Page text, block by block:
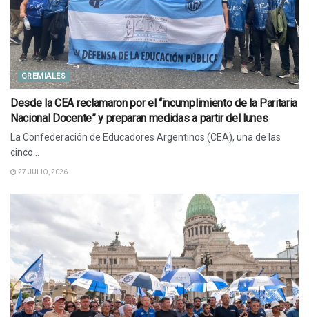
GREMIALES
Desde la CEA reclamaron por el “incumplimiento de la Paritaria
Nacional Docente” y preparan medidas a partir del lunes
La Confederación de Educadores Argentinos (CEA), una de las
cinco...
27 JULIO, 2026